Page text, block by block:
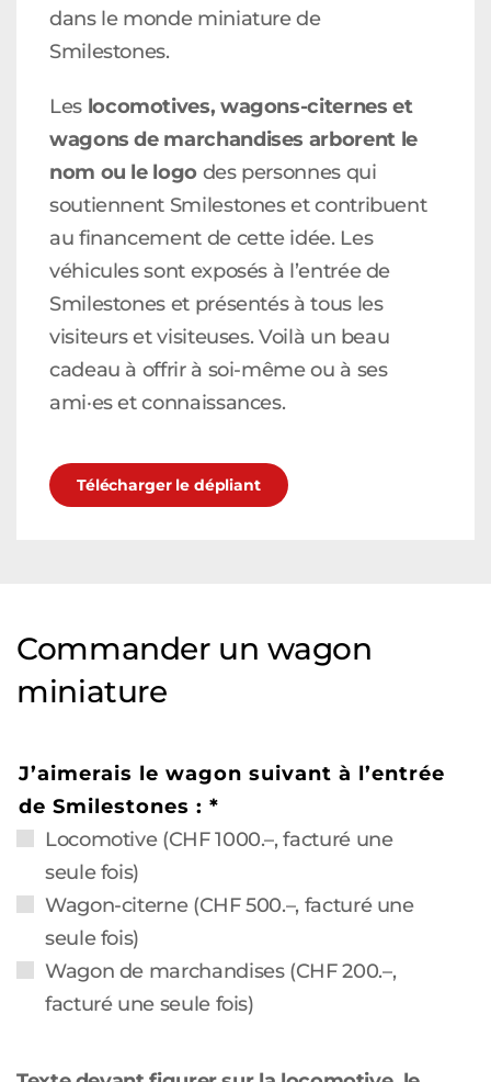
dans le monde miniature de
Smilestones.
Leslocomotives, wagons-citernes et
wagons de marchandises arborent le
nom ou le logodes personnes qui
soutiennent Smilestones et contribuent
au financement de cette idée. Les
véhicules sont exposés à l’entrée de
Smilestones et présentés à tous les
visiteurs et visiteuses. Voilà un beau
cadeau à offrir à soi-même ou à ses
ami·es et connaissances.
Télécharger le dépliant
Commander un wagon
miniature
J’aimerais le wagon suivant à l’entrée
de Smilestones : *
Locomotive (CHF 1000.–, facturé une
seule fois)
Wagon-citerne (CHF 500.–, facturé une
seule fois)
Wagon de marchandises (CHF 200.–,
facturé une seule fois)